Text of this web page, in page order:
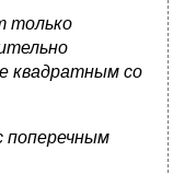
только
квадратным со
поперечным